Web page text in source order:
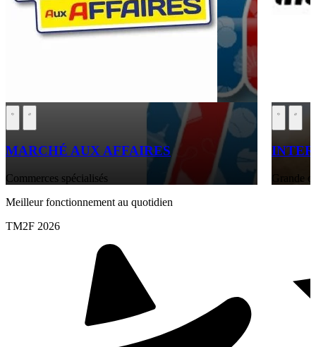
MARCHÉ AUX AFFAIRES
Commerces spécialisés
Meilleur fonctionnement au quotidien
TM2F 2026
Grande